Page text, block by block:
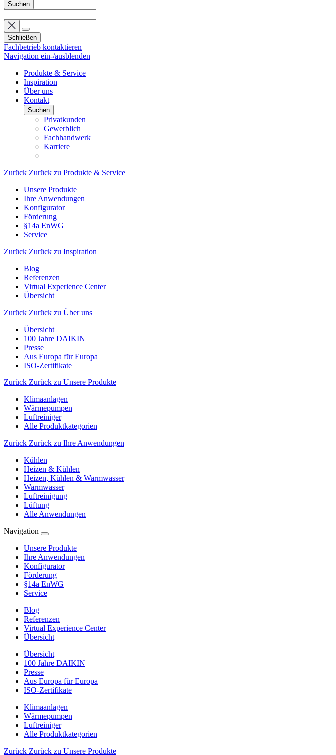
Suchen
Schließen
Fachbetrieb kontaktieren
Navigation ein-/ausblenden
Produkte & Service
Inspiration
Über uns
Kontakt
Suchen
Privatkunden
Gewerblich
Fachhandwerk
Karriere
Zurück Zurück zu Produkte & Service
Unsere Produkte
Ihre Anwendungen
Konfigurator
Förderung
§14a EnWG
Service
Zurück Zurück zu Inspiration
Blog
Referenzen
Virtual Experience Center
Übersicht
Zurück Zurück zu Über uns
Übersicht
100 Jahre DAIKIN
Presse
Aus Europa für Europa
ISO-Zertifikate
Zurück Zurück zu Unsere Produkte
Klimaanlagen
Wärmepumpen
Luftreiniger
Alle Produktkategorien
Zurück Zurück zu Ihre Anwendungen
Kühlen
Heizen & Kühlen
Heizen, Kühlen & Warmwasser
Warmwasser
Luftreinigung
Lüftung
Alle Anwendungen
Navigation
Unsere Produkte
Ihre Anwendungen
Konfigurator
Förderung
§14a EnWG
Service
Blog
Referenzen
Virtual Experience Center
Übersicht
Übersicht
100 Jahre DAIKIN
Presse
Aus Europa für Europa
ISO-Zertifikate
Klimaanlagen
Wärmepumpen
Luftreiniger
Alle Produktkategorien
Zurück Zurück zu Unsere Produkte